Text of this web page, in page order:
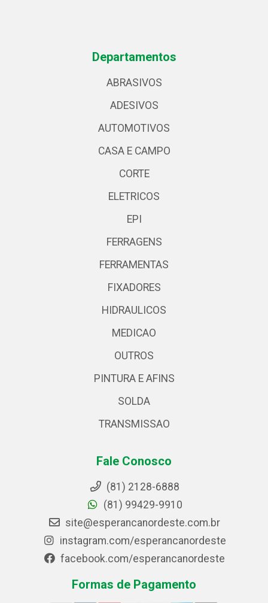
Departamentos
ABRASIVOS
ADESIVOS
AUTOMOTIVOS
CASA E CAMPO
CORTE
ELETRICOS
EPI
FERRAGENS
FERRAMENTAS
FIXADORES
HIDRAULICOS
MEDICAO
OUTROS
PINTURA E AFINS
SOLDA
TRANSMISSAO
Fale Conosco
(81) 2128-6888
(81) 99429-9910
site@esperancanordeste.com.br
instagram.com/esperancanordeste
facebook.com/esperancanordeste
Formas de Pagamento